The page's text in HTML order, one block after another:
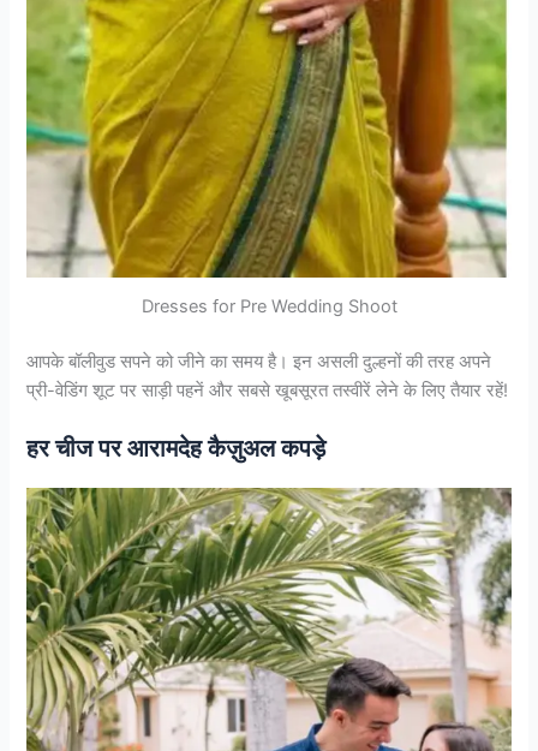
Dresses for Pre Wedding Shoot
आपके बॉलीवुड सपने को जीने का समय है। इन असली दुल्हनों की तरह अपने
प्री-वेडिंग शूट पर साड़ी पहनें और सबसे खूबसूरत तस्वीरें लेने के लिए तैयार रहें!
हर चीज पर आरामदेह कैज़ुअल कपड़े